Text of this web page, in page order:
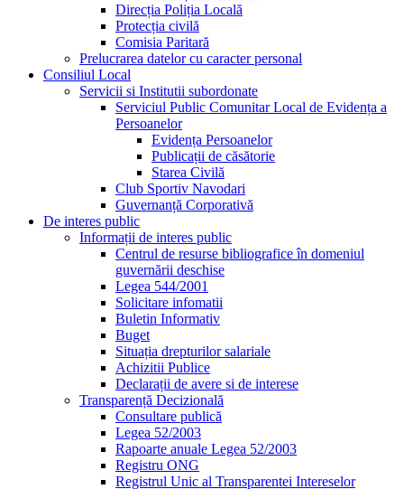
Direcția Poliția Locală
Protecția civilă
Comisia Paritară
Prelucrarea datelor cu caracter personal
Consiliul Local
Servicii si Institutii subordonate
Serviciul Public Comunitar Local de Evidența a
Persoanelor
Evidența Persoanelor
Publicații de căsătorie
Starea Civilă
Club Sportiv Navodari
Guvernanță Corporativă
De interes public
Informații de interes public
Centrul de resurse bibliografice în domeniul
guvernării deschise
Legea 544/2001
Solicitare infomatii
Buletin Informativ
Buget
Situația drepturilor salariale
Achizitii Publice
Declarații de avere si de interese
Transparență Decizională
Consultare publică
Legea 52/2003
Rapoarte anuale Legea 52/2003
Registru ONG
Registrul Unic al Transparentei Intereselor